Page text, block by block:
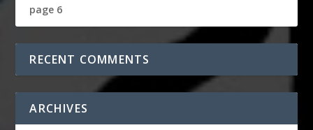
page 6
RECENT COMMENTS
ARCHIVES